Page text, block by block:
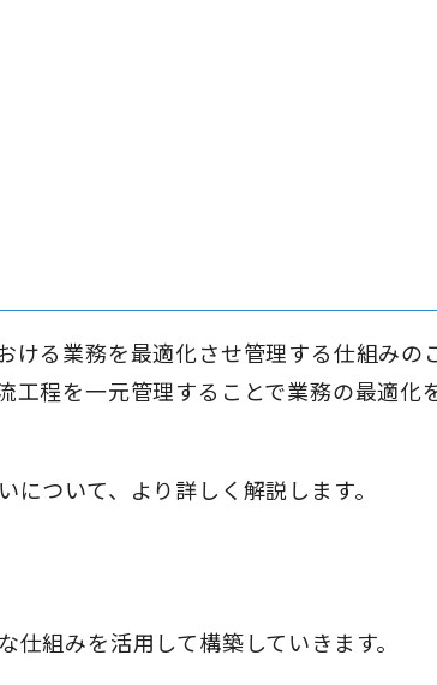
ける業務を最適化させ管理する仕組みの
程を一元管理することで業務の最適化
ついて、より詳しく解説します。
組みを活用して構築していきます。